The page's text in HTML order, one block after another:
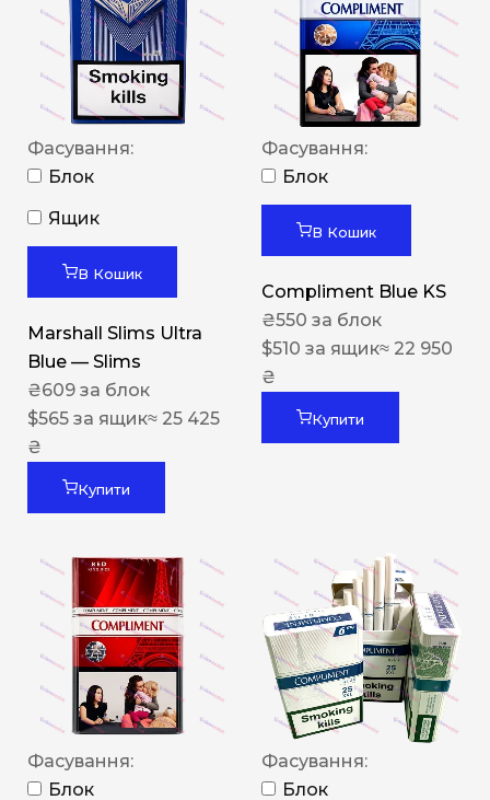
Фасування:
Блок
Ящик
В Кошик
Marshall Slims Ultra
Blue — Slims
₴609 за блок
$565 за ящик≈ 25 425
₴
Купити
Фасування:
Блок
В Кошик
Compliment Blue KS
₴550 за блок
$510 за ящик≈ 22 950
₴
Купити
Фасування:
Блок
Фасування:
Блок